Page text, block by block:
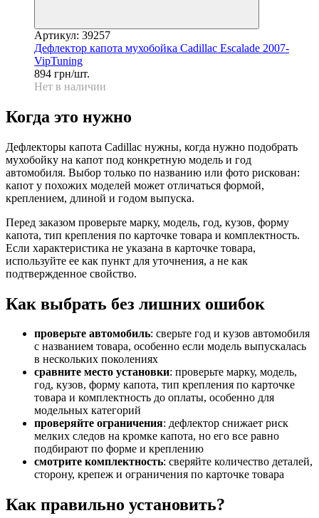
Артикул: 39257
Дефлектор капота мухобойка Cadillac Escalade 2007-
VipTuning
894 грн/шт.
Нет в наличии
Когда это нужно
Дефлекторы капота Cadillac нужны, когда нужно подобрать
мухобойку на капот под конкретную модель и год
автомобиля. Выбор только по названию или фото рискован:
капот у похожих моделей может отличаться формой,
креплением, длиной и годом выпуска.
Перед заказом проверьте марку, модель, год, кузов, форму
капота, тип крепления по карточке товара и комплектность.
Если характеристика не указана в карточке товара,
используйте ее как пункт для уточнения, а не как
подтвержденное свойство.
Как выбрать без лишних ошибок
проверьте автомобиль: сверьте год и кузов автомобиля
с названием товара, особенно если модель выпускалась
в нескольких поколениях
сравните место установки: проверьте марку, модель,
год, кузов, форму капота, тип крепления по карточке
товара и комплектность до оплаты, особенно для
модельных категорий
проверяйте ограничения: дефлектор снижает риск
мелких следов на кромке капота, но его все равно
подбирают по форме и креплению
смотрите комплектность: сверяйте количество деталей,
сторону, крепеж и ограничения по карточке товара
Как правильно установить?